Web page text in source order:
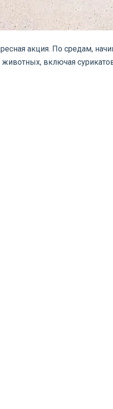
акция. По средам,
включая